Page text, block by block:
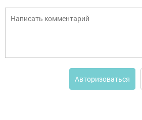
Авторизоваться